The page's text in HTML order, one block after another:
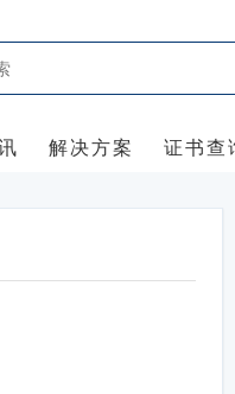
解决方案 证书查